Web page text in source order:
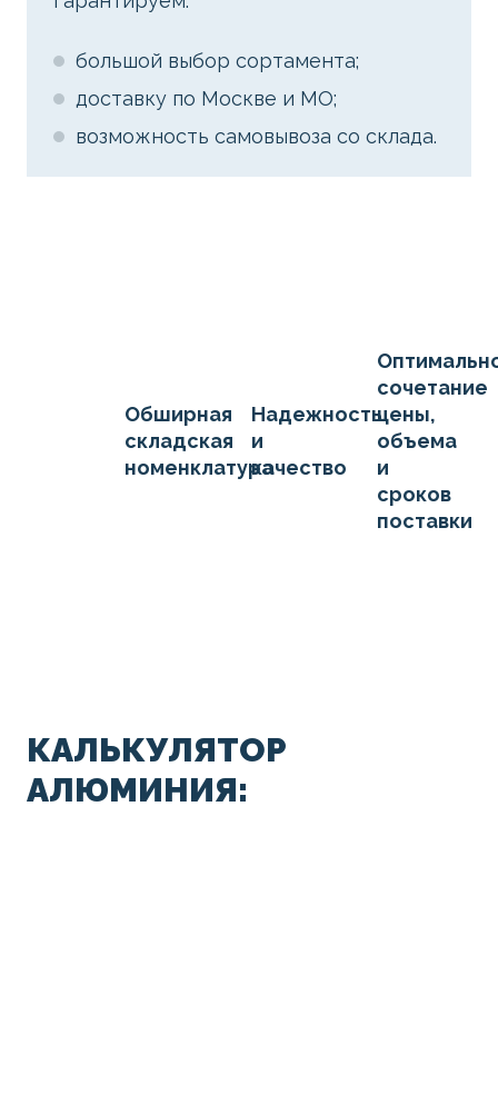
большой выбор сортамента;
доставку по Москве и МО;
возможность самовывоза со склада.
Обширная
складская
номенклатура
Надежность
и
качество
сочетание
цены,
объема
и
сроков
поставки
КАЛЬКУЛЯТОР
АЛЮМИНИЯ: